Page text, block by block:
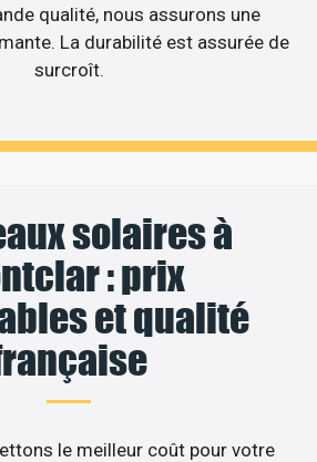
qualité, nous assurons une
La durabilité est assurée de
surcroît.
solaires à
: prix
et qualité
le meilleur coût pour votre